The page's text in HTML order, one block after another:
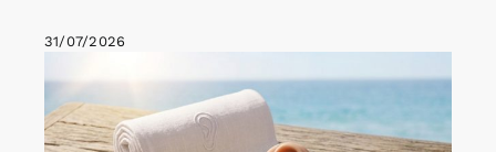
31/07/2026